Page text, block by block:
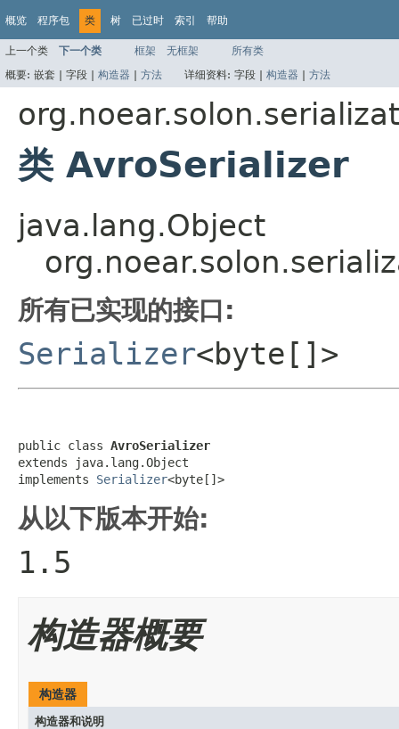
概览 程序包 类 树 已过时 索引 帮助
上一个类 下一个类 框架 无框架
所有类
概要: 嵌套 | 字段 | 构造器 | 方法 详细资料: 字段 | 构造器 | 方法
类 AvroSerializer
java.lang.Object
所有已实现的接口:
Serializer<byte[]>
public class AvroSerializer
extends java.lang.Object
implements Serializer<byte[]>
从以下版本开始:
1.5
构造器概要
构造器
构造器和说明